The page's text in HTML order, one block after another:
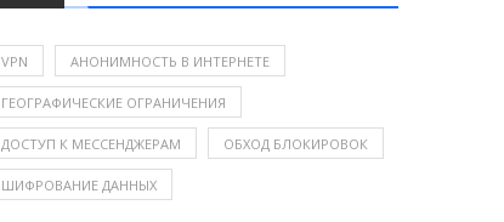
VPN АНОНИМНОСТЬ В ИНТЕРНЕТЕ
ГЕОГРАФИЧЕСКИЕ ОГРАНИЧЕНИЯ
ДОСТУП К МЕССЕНДЖЕРАМ ОБХОД БЛОКИРОВОК
ШИФРОВАНИЕ ДАННЫХ